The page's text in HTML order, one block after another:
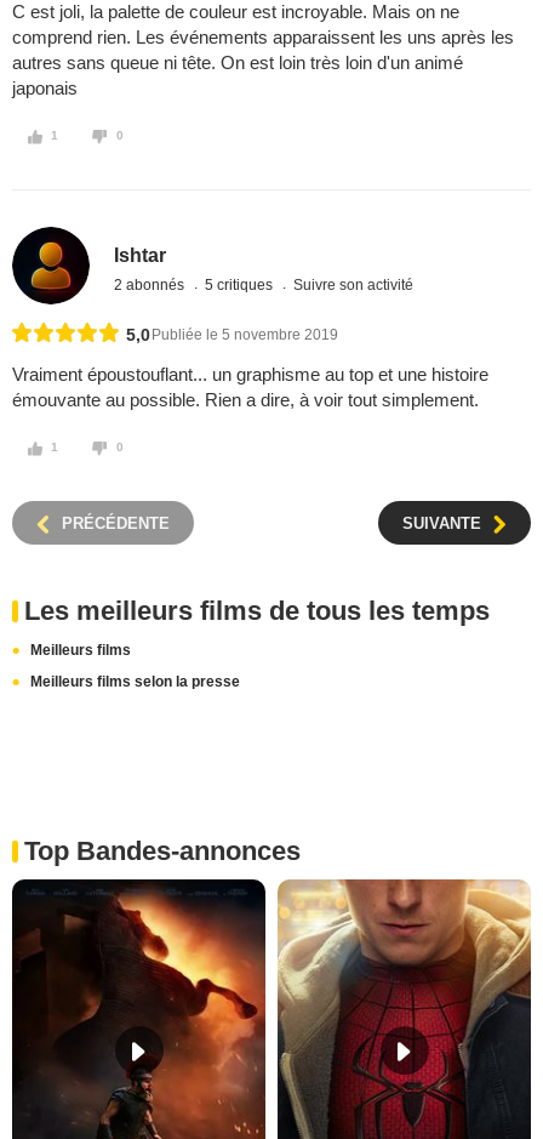
C est joli, la palette de couleur est incroyable. Mais on ne
comprend rien. Les événements apparaissent les uns après les
autres sans queue ni tête. On est loin très loin d'un animé
japonais
1 0
Ishtar
2 abonnés 5 critiques Suivre son activité
5,0 Publiée le 5 novembre 2019
Vraiment époustouflant... un graphisme au top et une histoire
émouvante au possible. Rien a dire, à voir tout simplement.
1 0
PRÉCÉDENTE SUIVANTE
Les meilleurs films de tous les temps
Meilleurs films
Meilleurs films selon la presse
Top Bandes-annonces